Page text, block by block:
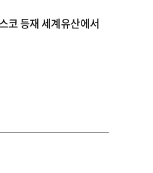
코 등재 세계유산에서